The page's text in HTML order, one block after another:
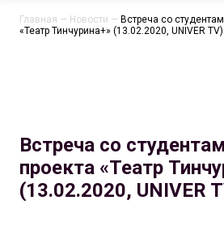
Главная — Новости — Встреча со
«Театр Тинчурина+» (13.02.2020, UNIVER TV)
Встреча со
проекта «Театр
(13.02.2020, UNIVER